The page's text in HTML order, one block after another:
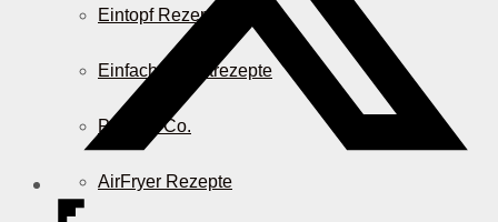
Eintopf Rezepte
Einfache Salatrezepte
Pizza & Co.
AirFryer Rezepte